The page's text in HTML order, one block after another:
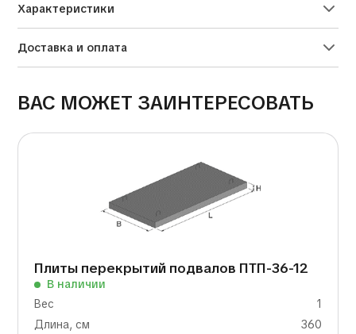
Характеристики
Доставка и оплата
ВАС МОЖЕТ ЗАИНТЕРЕСОВАТЬ
Плиты перекрытий подвалов ПТП-36-12
В наличии
Вес
1
Длина, см
360